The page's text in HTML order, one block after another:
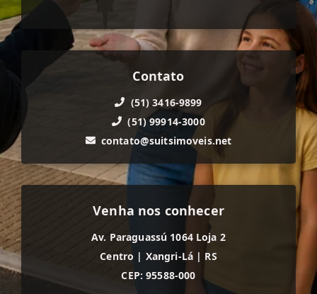
Contato
(51) 3416-9899
(51) 99914-3000
contato@suitsimoveis.net
Venha nos conhecer
Av. Paraguassú 1064 Loja 2
Centro | Xangri-Lá | RS
CEP: 95588-000